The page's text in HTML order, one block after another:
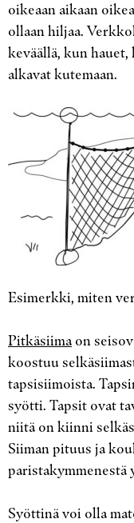
oikeaan aikaan
ollaan hiljaa.
keväällä, kun
alkavat kutemaan.
Esimerkki, miten
Pitkäsiima on
koostuu
tapsisiimoista.
syötti. Tapsit ovat
niitä on kiinni
Siiman pituus ja
paristakymmenestä
Syöttinä voi olla